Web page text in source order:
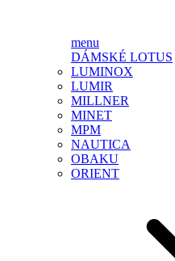
menu
DÁMSKÉ LOTUS
LUMINOX
LUMIR
MILLNER
MINET
MPM
NAUTICA
OBAKU
ORIENT